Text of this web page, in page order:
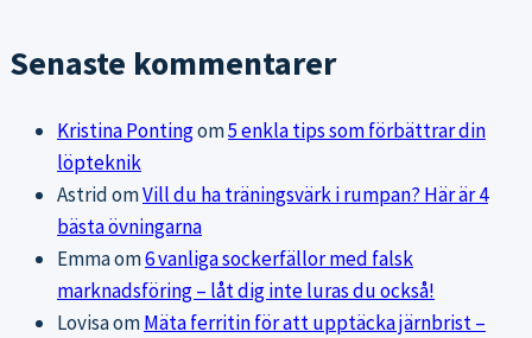
Senaste kommentarer
Kristina Pontingom5 enkla tips som förbättrar din
löpteknik
AstridomVill du ha träningsvärk i rumpan? Här är 4
bästa övningarna
Emmaom6 vanliga sockerfällor med falsk
marknadsföring – låt dig inte luras du också!
LovisaomMäta ferritin för att upptäcka järnbrist –